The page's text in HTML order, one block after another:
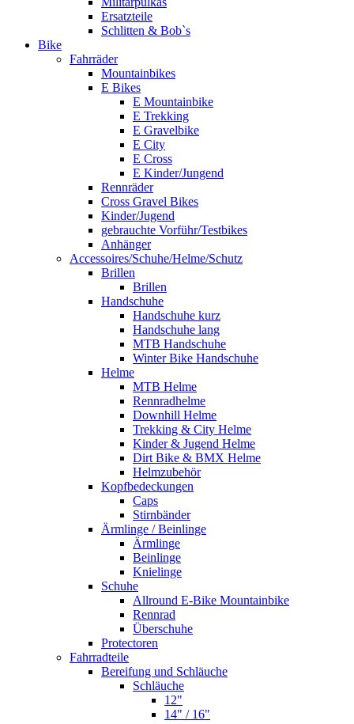
Ersatzteile
Schlitten & Bob`s
Bike
Fahrräder
Mountainbikes
E Bikes
E Mountainbike
E Trekking
E Gravelbike
E City
E Cross
E Kinder/Jungend
Rennräder
Cross Gravel Bikes
Kinder/Jugend
gebrauchte Vorführ/Testbikes
Anhänger
Accessoires/Schuhe/Helme/Schutz
Brillen
Brillen
Handschuhe
Handschuhe kurz
Handschuhe lang
MTB Handschuhe
Winter Bike Handschuhe
Helme
MTB Helme
Rennradhelme
Downhill Helme
Trekking & City Helme
Kinder & Jugend Helme
Dirt Bike & BMX Helme
Helmzubehör
Kopfbedeckungen
Caps
Stirnbänder
Ärmlinge / Beinlinge
Ärmlinge
Beinlinge
Knielinge
Schuhe
Allround E-Bike Mountainbike
Rennrad
Überschuhe
Protectoren
Fahrradteile
Bereifung und Schläuche
Schläuche
12"
14" / 16"